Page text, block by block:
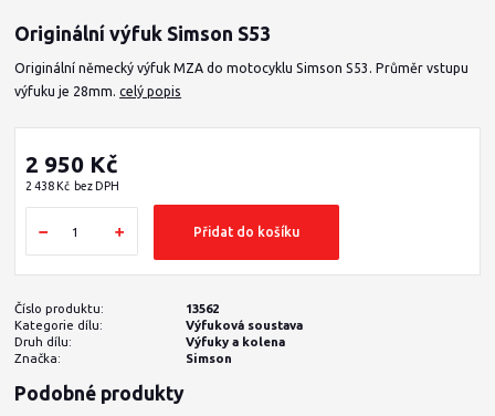
Originální výfuk Simson S53
Originální německý výfuk MZA do motocyklu Simson S53. Průměr vstupu
výfuku je 28mm.celý popis
2 950 Kč
2 438 Kč bez DPH
Přidat do košíku
Číslo produktu:
13562
Kategorie dílu:
Výfuková soustava
Druh dílu:
Výfuky a kolena
Značka:
Simson
Podobné produkty